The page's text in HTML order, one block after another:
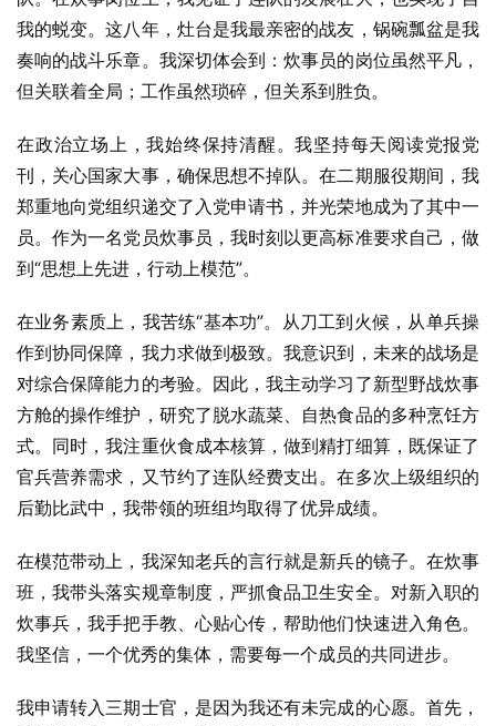
我的蜕变。这八年，灶台是我最亲密的战友，锅碗瓢盆是我
奏响的战斗乐章。我深切体会到：炊事员的岗位虽然平凡，
但关联着全局；工作虽然琐碎，但关系到胜负。
在政治立场上，我始终保持清醒。我坚持每天阅读党报党
刊，关心国家大事，确保思想不掉队。在二期服役期间，我
郑重地向党组织递交了入党申请书，并光荣地成为了其中一
员。作为一名党员炊事员，我时刻以更高标准要求自己，做
到“思想上先进，行动上模范”。
在业务素质上，我苦练“基本功”。从刀工到火候，从单兵操
作到协同保障，我力求做到极致。我意识到，未来的战场是
对综合保障能力的考验。因此，我主动学习了新型野战炊事
方舱的操作维护，研究了脱水蔬菜、自热食品的多种烹饪方
式。同时，我注重伙食成本核算，做到精打细算，既保证了
官兵营养需求，又节约了连队经费支出。在多次上级组织的
后勤比武中，我带领的班组均取得了优异成绩。
在模范带动上，我深知老兵的言行就是新兵的镜子。在炊事
班，我带头落实规章制度，严抓食品卫生安全。对新入职的
炊事兵，我手把手教、心贴心传，帮助他们快速进入角色。
我坚信，一个优秀的集体，需要每一个成员的共同进步。
我申请转入三期士官，是因为我还有未完成的心愿。首先，